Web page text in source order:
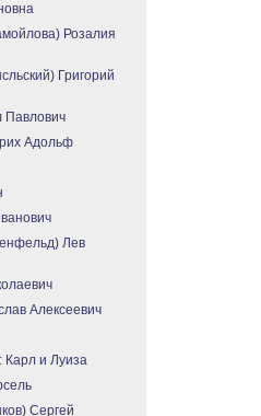
Розалия
Григорий
Адольф
Лев
Алексеевич
и Луиза
Сергей